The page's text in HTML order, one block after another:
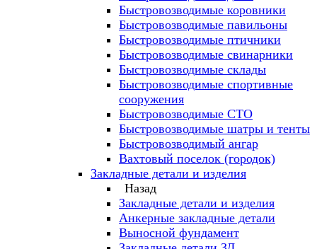
Быстровозводимые коровники
Быстровозводимые павильоны
Быстровозводимые птичники
Быстровозводимые свинарники
Быстровозводимые склады
Быстровозводимые спортивные
сооружения
Быстровозводимые СТО
Быстровозводимые шатры и тенты
Быстровозводимый ангар
Вахтовый поселок (городок)
Закладные детали и изделия
Назад
Закладные детали и изделия
Анкерные закладные детали
Выносной фундамент